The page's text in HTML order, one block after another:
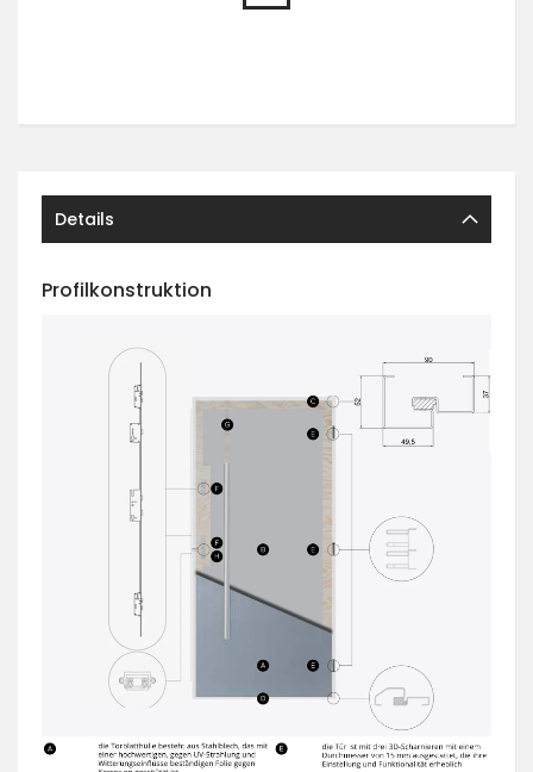
Details
Profilkonstruktion